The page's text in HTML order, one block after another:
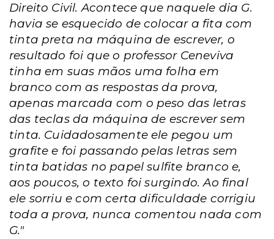
Direito Civil. Acontece que naquele dia G.
havia se esquecido de colocar a fita com
tinta preta na máquina de escrever, o
resultado foi que o professor Ceneviva
tinha em suas mãos uma folha em
branco com as respostas da prova,
apenas marcada com o peso das letras
das teclas da máquina de escrever sem
tinta. Cuidadosamente ele pegou um
grafite e foi passando pelas letras sem
tinta batidas no papel sulfite branco e,
aos poucos, o texto foi surgindo. Ao final
ele sorriu e com certa dificuldade corrigiu
toda a prova, nunca comentou nada com
G."